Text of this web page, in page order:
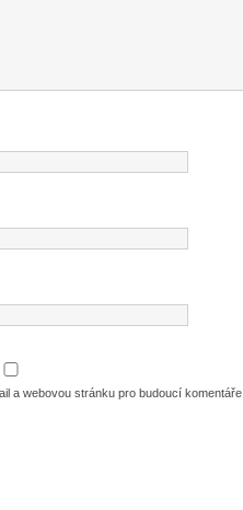
a webovou stránku pro budoucí komentáře.